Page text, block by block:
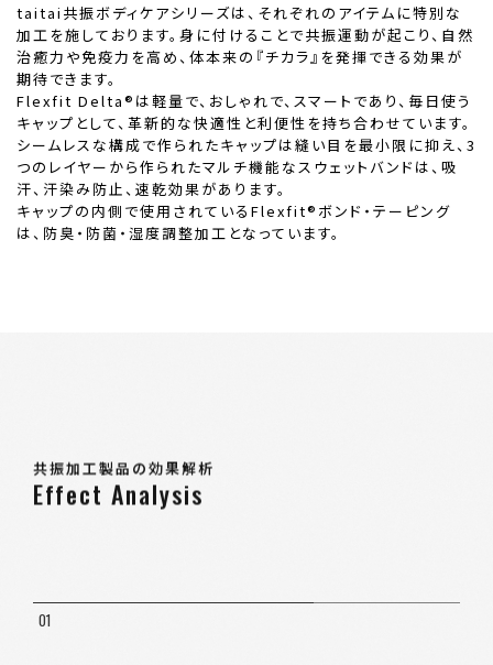
taitai共振ボディケアシリーズは、それぞれのアイテムに特別な
加工を施しております。身に付けることで共振運動が起こり、自然
治癒力や免疫力を高め、体本来の『チカラ』を発揮できる効果が
期待できます。
Flexfit Delta®は軽量で、おしゃれで、スマートであり、毎日使う
キャップとして、革新的な快適性と利便性を持ち合わせています。
シームレスな構成で作られたキャップは縫い目を最小限に抑え、3
つのレイヤーから作られたマルチ機能なスウェットバンドは、吸
汗、汗染み防止、速乾効果があります。
キャップの内側で使用されているFlexfit®ボンド・テーピング
は、防臭・防菌・湿度調整加工となっています。
共振加工製品の効果解析
Effect Analysis